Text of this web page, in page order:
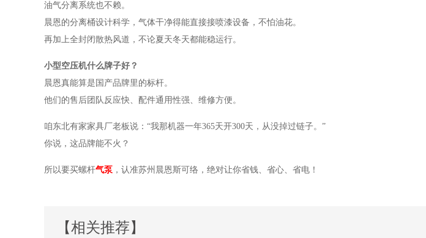
油气分离系统也不赖。
晨恩的分离桶设计科学，气体干净得能直接接喷漆设备，不怕油花。
再加上全封闭散热风道，不论夏天冬天都能稳运行。
小型空压机什么牌子好？
晨恩真能算是国产品牌里的标杆。
他们的售后团队反应快、配件通用性强、维修方便。
咱东北有家家具厂老板说： “我那机器一年365天开300天，从没掉过链子。”
你说，这品牌能不火？
所以要买螺杆气泵 ，认准苏州晨恩斯可络，绝对让你省钱、省心、省电！
【相关推荐】